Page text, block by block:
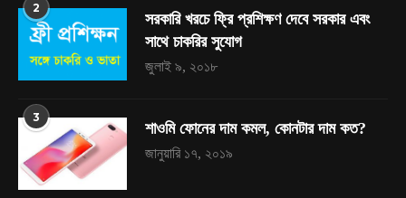
2
সরকারি খরচে ফ্রি প্রশিক্ষণ দেবে সরকার এবং
সাথে চাকরির সুযোগ
জুলাই ৯, ২০১৮
3
শাওমি ফোনের দাম কমল, কোনটার দাম কত?
জানুয়ারি ১৭, ২০১৯